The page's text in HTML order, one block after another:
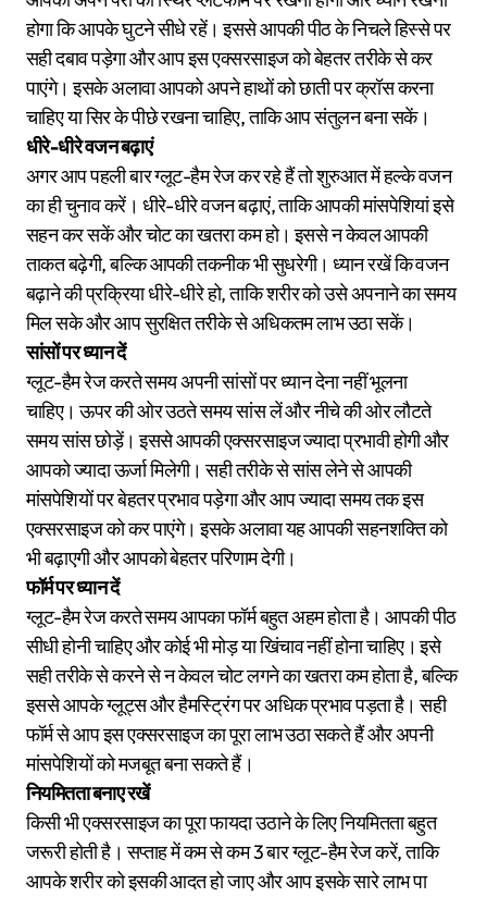
होगा कि आपके घुटने सीधे रहें। इससे आपकी पीठ के निचले हिस्से पर
सही दबाव पड़ेगा और आप इस एक्सरसाइज को बेहतर तरीके से कर
पाएंगे। इसके अलावा आपको अपने हाथों को छाती पर क्रॉस करना
चाहिए या सिर के पीछे रखना चाहिए, ताकि आप संतुलन बना सकें।
धीरे-धीरे वजन बढ़ाएं
अगर आप पहली बार ग्लूट-हैम रेज कर रहे हैं तो शुरुआत में हल्के वजन
का ही चुनाव करें। धीरे-धीरे वजन बढ़ाएं, ताकि आपकी मांसपेशियां इसे
सहन कर सकें और चोट का खतरा कम हो। इससे न केवल आपकी
ताकत बढ़ेगी, बल्कि आपकी तकनीक भी सुधरेगी। ध्यान रखें कि वजन
बढ़ाने की प्रक्रिया धीरे-धीरे हो, ताकि शरीर को उसे अपनाने का समय
मिल सके और आप सुरक्षित तरीके से अधिकतम लाभ उठा सकें।
सांसों पर ध्यान दें
ग्लूट-हैम रेज करते समय अपनी सांसों पर ध्यान देना नहीं भूलना
चाहिए। ऊपर की ओर उठते समय सांस लें और नीचे की ओर लौटते
समय सांस छोड़ें। इससे आपकी एक्सरसाइज ज्यादा प्रभावी होगी और
आपको ज्यादा ऊर्जा मिलेगी। सही तरीके से सांस लेने से आपकी
मांसपेशियों पर बेहतर प्रभाव पड़ेगा और आप ज्यादा समय तक इस
एक्सरसाइज को कर पाएंगे। इसके अलावा यह आपकी सहनशक्ति को
भी बढ़ाएगी और आपको बेहतर परिणाम देगी।
फॉर्म पर ध्यान दें
ग्लूट-हैम रेज करते समय आपका फॉर्म बहुत अहम होता है। आपकी पीठ
सीधी होनी चाहिए और कोई भी मोड़ या खिंचाव नहीं होना चाहिए। इसे
सही तरीके से करने से न केवल चोट लगने का खतरा कम होता है, बल्कि
इससे आपके ग्लूट्स और हैमस्ट्रिंग पर अधिक प्रभाव पड़ता है। सही
फॉर्म से आप इस एक्सरसाइज का पूरा लाभ उठा सकते हैं और अपनी
मांसपेशियों को मजबूत बना सकते हैं।
नियमितता बनाए रखें
किसी भी एक्सरसाइज का पूरा फायदा उठाने के लिए नियमितता बहुत
जरूरी होती है। सप्ताह में कम से कम 3 बार ग्लूट-हैम रेज करें, ताकि
आपके शरीर को इसकी आदत हो जाए और आप इसके सारे लाभ पा